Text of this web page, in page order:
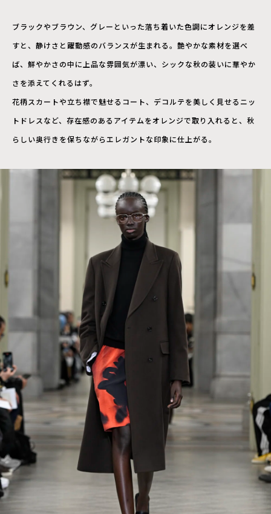
ブラックやブラウン、グレーといった落ち着いた色調にオレンジを差
すと、静けさと躍動感のバランスが生まれる。艶やかな素材を選べ
ば、鮮やかさの中に上品な雰囲気が漂い、シックな秋の装いに華やか
さを添えてくれるはず。
花柄スカートや立ち襟で魅せるコート、デコルテを美しく見せるニッ
トドレスなど、存在感のあるアイテムをオレンジで取り入れると、秋
らしい奥行きを保ちながらエレガントな印象に仕上がる。